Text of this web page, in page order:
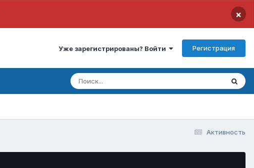
×
Уже зарегистрированы? Войти Регистрация
Активность